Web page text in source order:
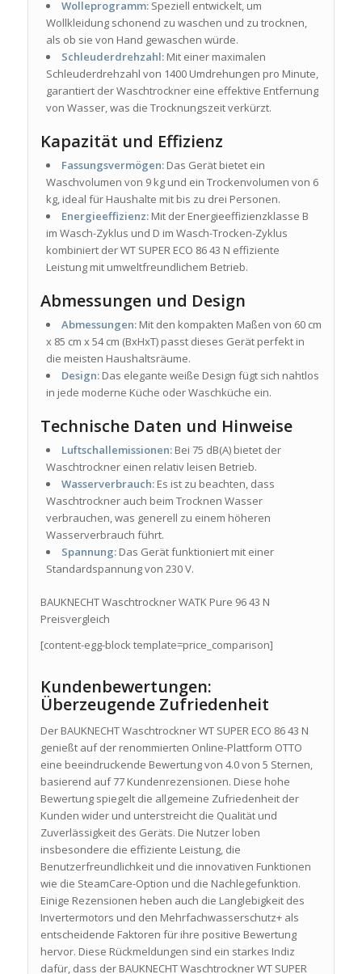
Wolleprogramm:Speziell entwickelt, um
Wollkleidung schonend zu waschen und zu trocknen,
als ob sie von Hand gewaschen würde.
Schleuderdrehzahl:Mit einer maximalen
Schleuderdrehzahl von 1400 Umdrehungen pro Minute,
garantiert der Waschtrockner eine effektive Entfernung
von Wasser, was die Trocknungszeit verkürzt.
Kapazität und Effizienz
Fassungsvermögen:Das Gerät bietet ein
Waschvolumen von 9 kg und ein Trockenvolumen von 6
kg, ideal für Haushalte mit bis zu drei Personen.
Energieeffizienz:Mit der Energieeffizienzklasse B
im Wasch-Zyklus und D im Wasch-Trocken-Zyklus
kombiniert der WT SUPER ECO 86 43 N effiziente
Leistung mit umweltfreundlichem Betrieb.
Abmessungen und Design
Abmessungen:Mit den kompakten Maßen von 60 cm
x 85 cm x 54 cm (BxHxT) passt dieses Gerät perfekt in
die meisten Haushaltsräume.
Design:Das elegante weiße Design fügt sich nahtlos
in jede moderne Küche oder Waschküche ein.
Technische Daten und Hinweise
Luftschallemissionen:Bei 75 dB(A) bietet der
Waschtrockner einen relativ leisen Betrieb.
Wasserverbrauch:Es ist zu beachten, dass
Waschtrockner auch beim Trocknen Wasser
verbrauchen, was generell zu einem höheren
Wasserverbrauch führt.
Spannung:Das Gerät funktioniert mit einer
Standardspannung von 230 V.
BAUKNECHT Waschtrockner WATK Pure 96 43 N
Preisvergleich
[content-egg-block template=price_comparison]
Kundenbewertungen:
Überzeugende Zufriedenheit
Der BAUKNECHT Waschtrockner WT SUPER ECO 86 43 N
genießt auf der renommierten Online-Plattform OTTO
eine beeindruckende Bewertung von 4.0 von 5 Sternen,
basierend auf 77 Kundenrezensionen. Diese hohe
Bewertung spiegelt die allgemeine Zufriedenheit der
Kunden wider und unterstreicht die Qualität und
Zuverlässigkeit des Geräts. Die Nutzer loben
insbesondere die effiziente Leistung, die
Benutzerfreundlichkeit und die innovativen Funktionen
wie die SteamCare-Option und die Nachlegefunktion.
Einige Rezensionen heben auch die Langlebigkeit des
Invertermotors und den Mehrfachwasserschutz+ als
entscheidende Faktoren für ihre positive Bewertung
hervor. Diese Rückmeldungen sind ein starkes Indiz
dafür, dass der BAUKNECHT Waschtrockner WT SUPER